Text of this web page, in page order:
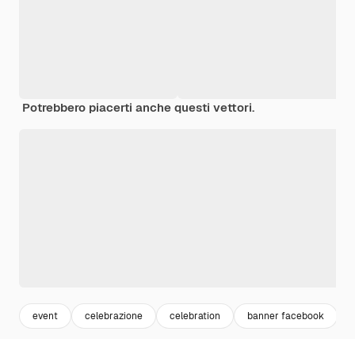
Potrebbero piacerti anche questi vettori.
event celebrazione celebration banner facebook